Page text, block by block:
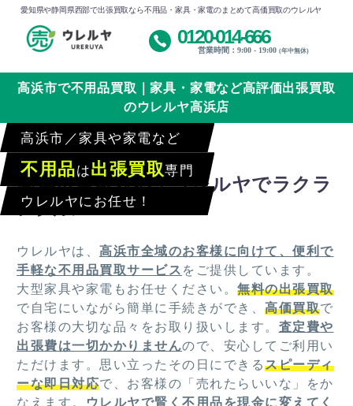
愛知県や静岡県西部で出張買取なら不用品・家具・家電のまとめて高価買取のウレルヤ
0120-014-666
営業時間：9:00 - 19:00 (年中無休)
高浜市で不用品買取｜家具・家電など高評価出張買取
のウレルヤ高浜店
高浜市／家具や家電など
不用品は出張買取専門
ウレルヤにお任せ！
高浜市全域対応！ウレルヤでラクラ
ク買取
ウレルヤは、 高浜市全域のお客様に向けて、便利で
手軽な不用品買取サービス をご提供しています。
大型家具や家電もお任せください。 無料の出張買取
で自宅にいながら簡単に手続きができ、 高価買取で
お客様の大切な品々をお取り扱いします。 査定費や
出張費は一切かかりませんので、安心してご利用い
ただけます。思い立ったその日にできるスピーディ
ーな即日対応で、お客様の「売れたらいいな」をか
なえます。
ウレルヤで賢く不用品を現金に変えてく